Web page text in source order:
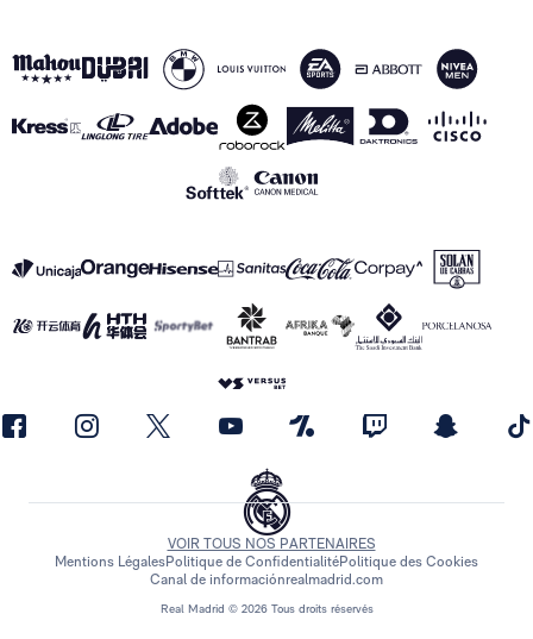
Real Madrid © 2026 Tous droits réservés
VOIR TOUS NOS PARTENAIRES
Mentions LégalesPolitique de ConfidentialitéPolitique des Cookies
Canal de informaciónrealmadrid.com